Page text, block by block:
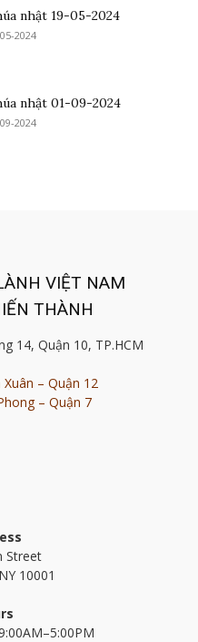
nhật 19-05-2024
2024
nhật 01-09-2024
2024
VIỆT NAM
THÀNH
14, Quận 10, TP.HCM
– Quận 12
– Quận 7
Street
10001